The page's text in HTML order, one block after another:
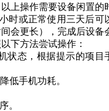
上操作需要设备闲置的
时或正常使用三天后可
会更长），完成后设备
下方法尝试操作：
状态，根据提示的项目
低手机功耗。
。